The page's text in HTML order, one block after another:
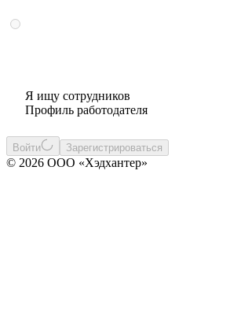
Я ищу сотрудников
Профиль работодателя
Войти Зарегистрироваться
© 2026 ООО «Хэдхантер»